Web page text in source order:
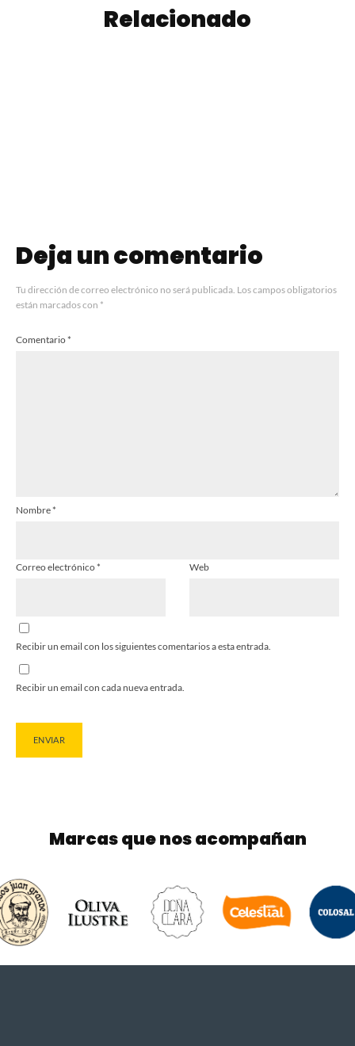
Relacionado
Deja un comentario
Tu dirección de correo electrónico no será publicada. Los campos obligatorios
están marcados con *
Comentario*
Nombre*
Correo electrónico* Web
Recibir un email con los siguientes comentarios a esta entrada.
Recibir un email con cada nueva entrada.
Marcas que nos acompañan